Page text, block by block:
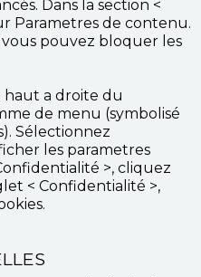
Dans la section <
Parametres de contenu.
vous pouvez bloquer les
haut a droite du
de menu (symbolisé
Sélectionnez
les parametres
>, cliquez
< Confidentialité >,